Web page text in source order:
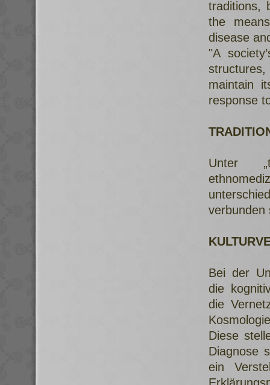
traditions,
the
disease
"A
maintain
response
Unter
verbunden
Bei der
die
die
Diese
Diagnose
ein